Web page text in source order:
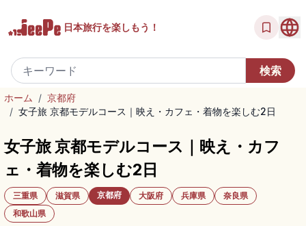
日本旅行を楽しもう！
ホーム / 京都府
/ 女子旅 京都モデルコース｜映え・カフェ・着物を楽しむ2日
女子旅 京都モデルコース｜映え・カフ
ェ・着物を楽しむ2日
三重県 滋賀県 京都府 大阪府 兵庫県
奈良県
和歌山県